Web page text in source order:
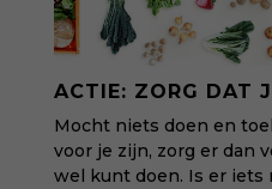
ACTIE: ZORG DAT
Mocht niets doen en
voor je zijn, zorg er dan
wel kunt doen. Is er iets